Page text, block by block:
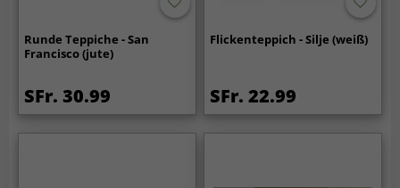
Runde Teppiche - San
Francisco (jute)
SFr. 30.99
Flickenteppich - Silje (weiß)
SFr. 22.99